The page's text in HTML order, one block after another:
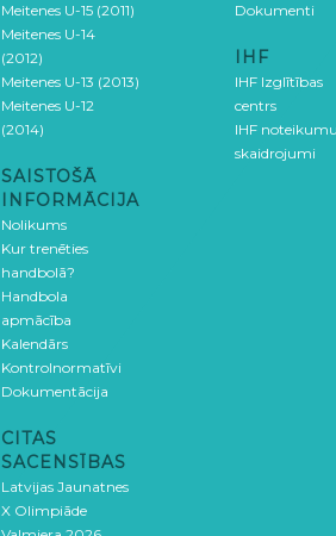
Meitenes U-15 (2011)
Meitenes U-14
(2012)
Meitenes U-13 (2013)
Meitenes U-12
(2014)
SAISTOŠĀ
INFORMĀCIJA
Nolikums
Kur trenēties
handbolā?
Handbola
apmācība
Kalendārs
Kontrolnormatīvi
Dokumentācija
CITAS
SACENSĪBAS
Latvijas Jaunatnes
X Olimpiāde
Dokumenti
IHF
IHF Izglītības
centrs
IHF noteikumu
skaidrojumi